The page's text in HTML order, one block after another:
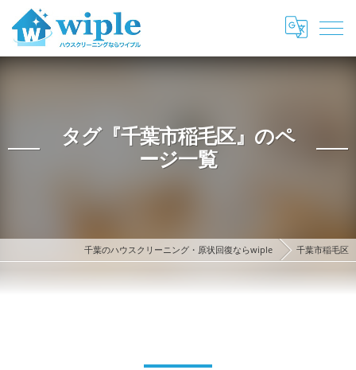
タグ『千葉市稲毛区』のペ
ージ一覧
千葉のハウスクリーニング・原状回復ならwiple 千葉市稲毛区